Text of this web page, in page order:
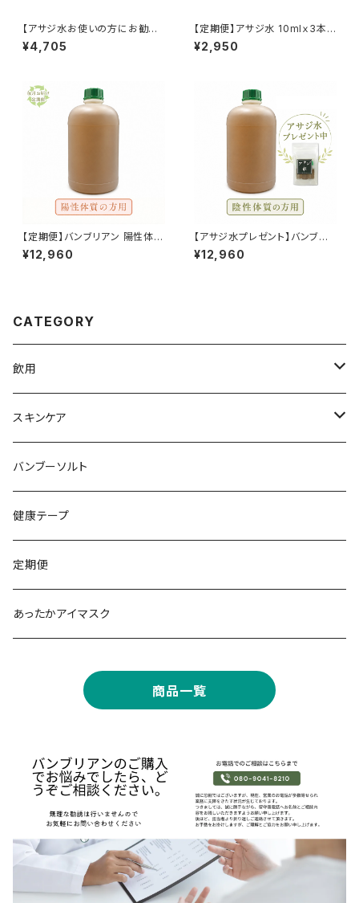
【アサジ水お使いの方にお勧め】
あったかアイマスク
¥4,705
【定期便】アサジ水 10mlｘ3本
入り 洗浄液 湿布液 バンブリア
ン3倍濃縮液
¥2,950
【定期便】バンブリアン 陽性体質
の方用 1000ml 送料無料
¥12,960
【アサジ水プレゼント】バンブリ
アン 陰性体質の方用 1000ml
送料無料 「各種クーポン対象
¥12,960
CATEGORY
飲用
バンブリアン
スキンケア
バンブリアン 赤松エキス
アサジ水
華美粧 バンブージェル
モバイルエステ
バンブーソルト
健康テープ
定期便
あったかアイマスク
商品一覧